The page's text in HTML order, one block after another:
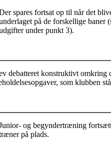
spares fortsat op til når det
på de forskellige baner
under punkt 3).
debatteret konstruktivt omkring
som klubben
og begyndertræning
på plads.